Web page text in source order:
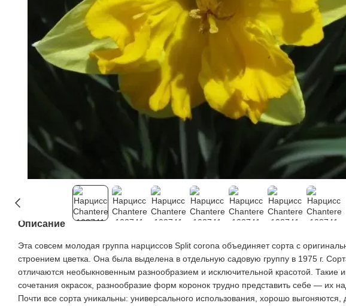
Описание
Эта совсем молодая группа нарциссов Split сorona объединяет сорта с
строением цветка. Она была выделена в отдельную садовую группу в 1975 г.
отличаются необыкновенным разнообразием и исключительной красотой. Такие
сочетания окрасок, разнообразие форм коронок трудно представить себе — их
Почти все сорта уникальны: универсального использования, хорошо выгоняются,